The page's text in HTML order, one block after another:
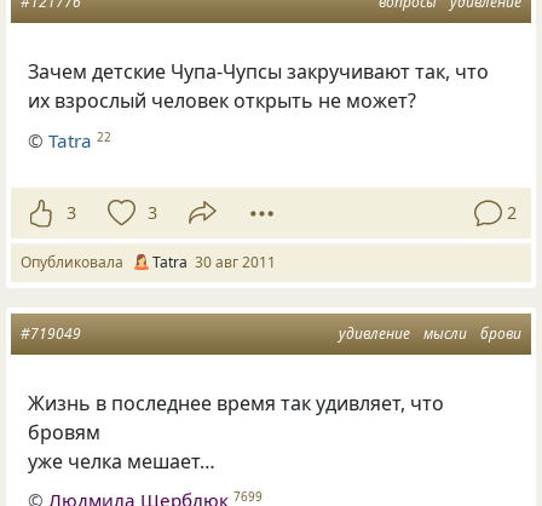
Зачем детские Чупа-Чупсы закручивают так, что
их взрослый человек открыть не может?
©Tatra 22
3 3 2
Опубликовала Tatra 30 авг 2011
удивление мысли брови
#719049
Жизнь в последнее время так удивляет, что
бровям
уже челка мешает…
©Людмила Щерблюк 7699